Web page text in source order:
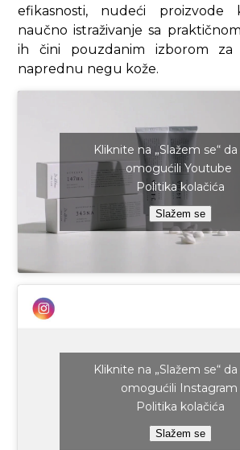
efikasnosti, nudeći proizvode
naučno istraživanje sa
ih čini pouzdanim izborom
naprednu negu kože.
Kliknite na „Slažem se“
omogućili Youtube
Politika kolačića
Slažem se
Kliknite na „Slažem se“
omogućili Instagram
Politika kolačića
Slažem se